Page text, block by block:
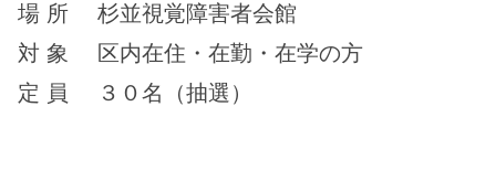
場 所 杉並視覚障害者会館
対 象 区内在住・在勤・在学の方
定 員 ３０名（抽選）